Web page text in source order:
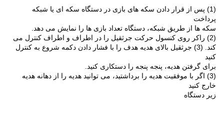
(1) پس از قرار دادن سکه های بازی در دستگاه سکه ای یا شبکه
پرداخت
سکه ها از طریق شبکه، دستگاه تعداد بازی ها را نمایش می دهد.
(2) راکر روی کنسول حرکت جرثقیل را در اطراف و اطراف کنترل می
کند. (3) جرثقیل بالای هدیه هدف را با فشار دادن دکمه شروع به کنترل
کنید
برای گرفتن هدیه، پنجه پنجه را دستکاری کنید.
(3) اگر با موفقیت هدیه را برداشتید، می توانید هدیه را از دهانه هدیه
خارج کنید
زیر دستگاه